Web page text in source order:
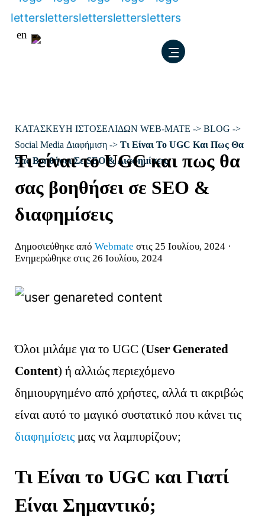
Μετάβαση
στο
en
ΚΑΤΑΣΚΕΥΗ ΙΣΤΟΣΕΛΙΔΩΝ WEB-MATE ->BLOG ->
Social Media Διαφήμιση ->Τι Είναι Το UGC Και Πως Θα
Σας Βοηθήσει Σε SEO & Διαφημίσεις
Τι είναι το UGC και πως θα
σας βοηθήσει σε SEO &
διαφημίσεις
Δημοσιεύθηκε απόWebmate στις 25 Ιουλίου, 2024 ·
Ενημερώθηκε στις 26 Ιουλίου, 2024
Όλοι μιλάμε για το UGC (User Generated
Content) ή αλλιώς περιεχόμενο
δημιουργημένο από χρήστες, αλλά τι ακριβώς
είναι αυτό το μαγικό συστατικό που κάνει τις
διαφημίσεις μας να λαμπυρίζουν;
Τι Είναι το UGC και Γιατί
Είναι Σημαντικό;